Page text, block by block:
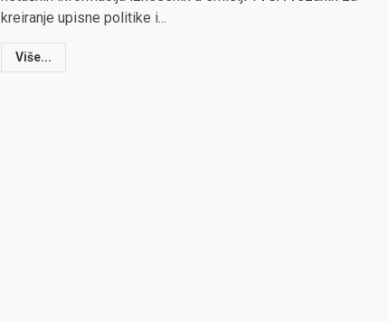
kreiranje upisne politike i...
Više...